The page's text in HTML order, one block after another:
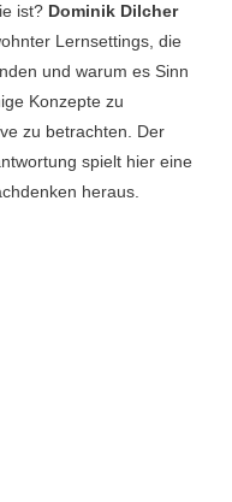
ist? Dominik Dilcher
Lernsettings, die
und warum es Sinn
Konzepte zu
zu betrachten. Der
spielt hier eine
heraus.